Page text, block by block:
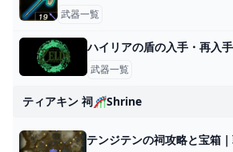
武器一覧
武器一覧
ティアキン 祠🎢shrine